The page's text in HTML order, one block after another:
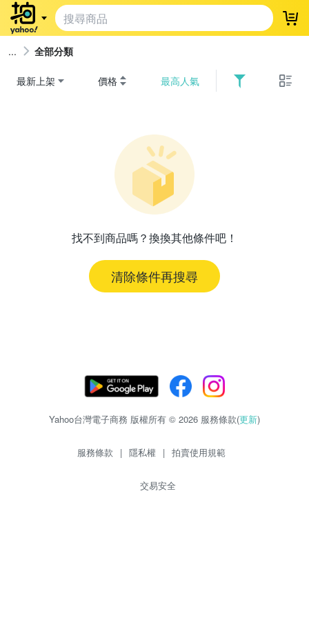
登
全部分類
最新上架 價格 最高人氣
找不到商品嗎？換換其他條件吧！
清除條件再搜尋
Yahoo台灣電子商務 版權所有 © 2026 服務條款(更新)
服務條款 | 隱私權 | 拍賣使用規範
交易安全